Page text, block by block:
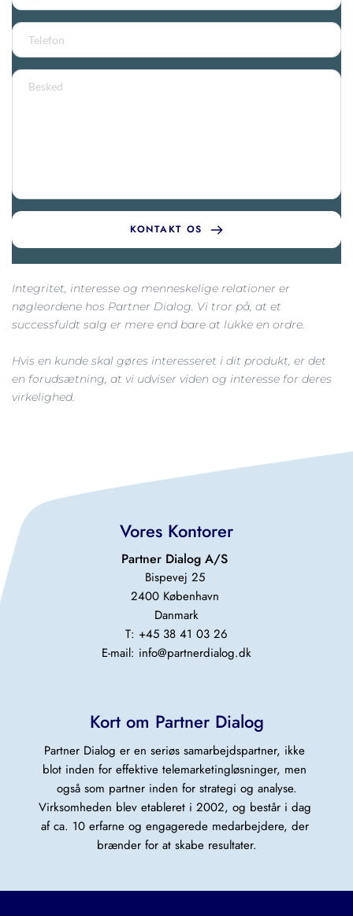
KONTAKT OS
Integritet, interesse og menneskelige relationer er
nøgleordene hos Partner Dialog. Vi tror på, at et
successfuldt salg er mere end bare at lukke en ordre.
Hvis en kunde skal gøres interesseret i dit produkt, er det
en forudsætning, at vi udviser viden og interesse for deres
virkelighed.
Vores Kontorer
Partner Dialog A/S
Bispevej 25
2400 København
Danmark
T: +45 38 41 03 26
E-mail: info@partnerdialog.dk
Kort om Partner Dialog
Partner Dialog er en seriøs samarbejdspartner, ikke
blot inden for effektive telemarketingløsninger, men
også som partner inden for strategi og analyse.
Virksomheden blev etableret i 2002, og består i dag
af ca. 10 erfarne og engagerede medarbejdere, der
brænder for at skabe resultater.